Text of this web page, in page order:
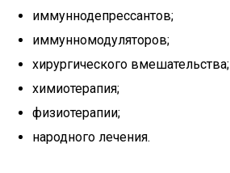
иммуннодепрессантов;
иммунномодуляторов;
хирургического вмешательства;
химиотерапия;
физиотерапии;
народного лечения.